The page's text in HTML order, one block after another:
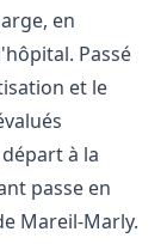
en
Passé
et le
à la
passe en
Mareil-Marly.